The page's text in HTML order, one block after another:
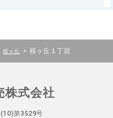
桜ヶ丘 > 桜ヶ丘１丁目
株式会社
(10)第3529号